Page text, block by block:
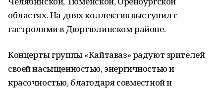
областях. На днях коллектив выступил с
гастролями в Дюртюлинском районе.
Концерты группы «Кайтаваз» радуют зрителей
своей насыщенностью, энергичностью и
красочностью, благодаря совместной и